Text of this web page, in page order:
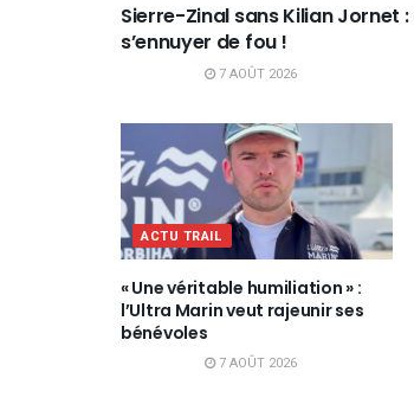
Sierre-Zinal sans Kilian Jornet
s’ennuyer de fou !
7 AOÛT 2026
ACTU TRAIL
« Une véritable humiliation » :
l’Ultra Marin veut rajeunir ses
bénévoles
7 AOÛT 2026